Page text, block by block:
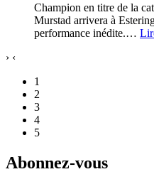
Champion en titre de la
Murstad arrivera à
performance inédite.…
› ‹
1
2
3
4
5
Abonnez-vous